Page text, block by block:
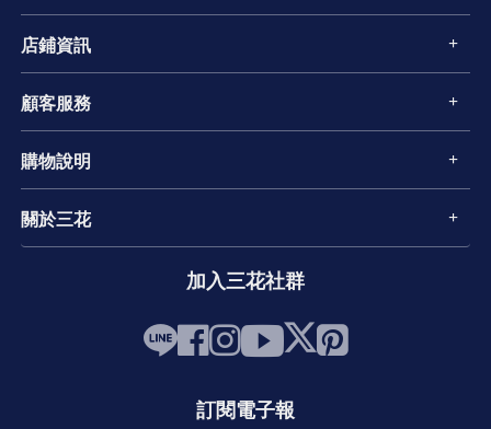
店鋪資訊
顧客服務
購物說明
關於三花
加入三花社群
訂閱電子報